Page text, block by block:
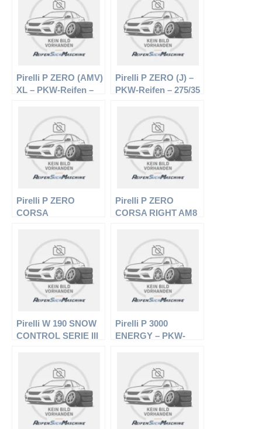
Pirelli P ZERO (AMV)
XL – PKW-Reifen –
Pirelli P ZERO (J) –
PKW-Reifen – 275/35
Pirelli P ZERO
CORSA
235/35 R19 91Y –
Sommerreifen
Pirelli P ZERO
CORSA RIGHT AM8
Sommerreifen
Pirelli W 190 SNOW
CONTROL SERIE III
Winterreifen
Pirelli P 3000
ENERGY – PKW-